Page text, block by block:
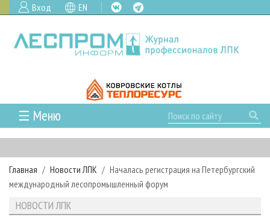
Вход EN
☰ Меню
ГЛАВНАЯ
РУБРИКИ И ТЕМЫ
РУБРИКИ ЖУРНАЛА
ЛЕСОЗАГОТОВКА
НОВОСТИ
ПРОЕКТЫ ЛПИ
Главная Новости ЛПК
Началась регистрация на Петербургский
международный лесопромышленный форум
НОВОСТИ ЛПК